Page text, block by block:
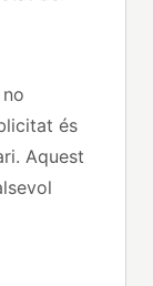
és
Aquest